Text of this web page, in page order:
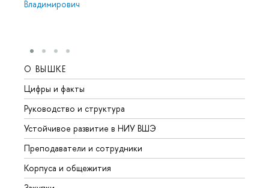
Владимирович
О ВЫШКЕ
Цифры и факты
Руководство и структура
Устойчивое развитие в НИУ ВШЭ
Преподаватели и сотрудники
Корпуса и общежития